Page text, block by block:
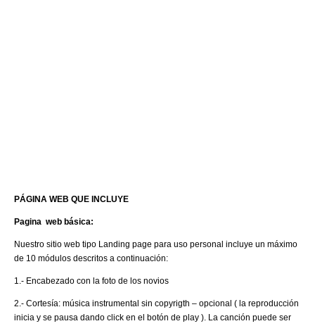
PÁGINA WEB QUE INCLUYE
Pagina web básica:
Nuestro sitio web tipo Landing page para uso personal incluye un máximo
de 10 módulos descritos a continuación:
1.- Encabezado con la foto de los novios
2.- Cortesía: música instrumental sin copyrigth – opcional ( la reproducción
inicia y se pausa dando click en el botón de play ). La canción puede ser